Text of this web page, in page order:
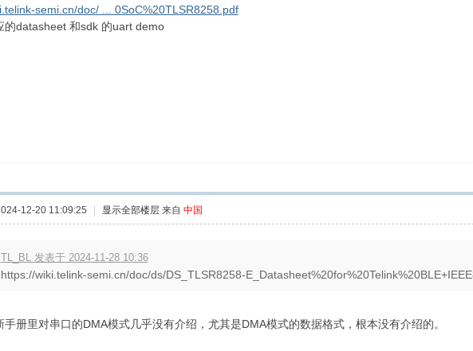
semi.cn/doc/ ... 0SoC%20TLSR8258.pdf
的datasheet 和sdk 的uart demo
12-20 11:09:25 显示全部楼层来自 中国
TL_BL 发表于 2024-11-28 10:36
https://wiki.telink-semi.cn/doc/ds/DS_TLSR8258-
手册里对串口的DMA模式几乎没有介绍，尤其是DMA模式的数据格式，根本没有介绍的。